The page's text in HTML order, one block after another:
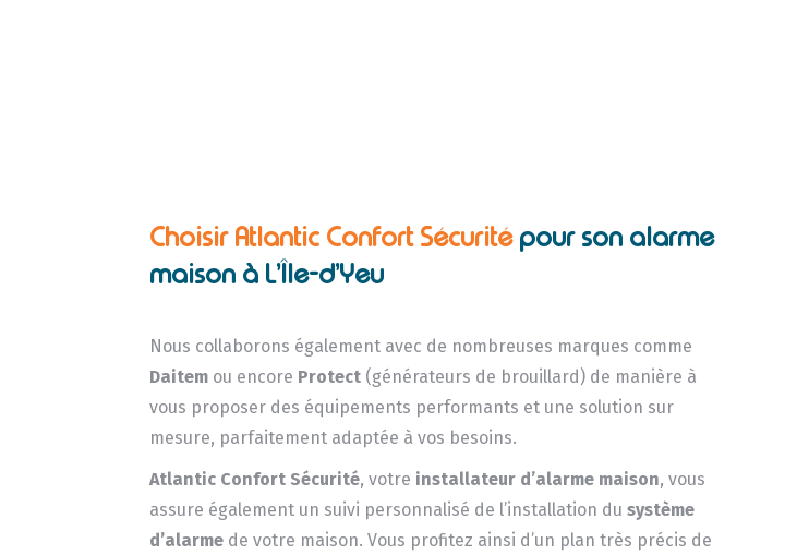
Choisir Atlantic Confort Sécurité pour son alarme
maison à L’Île-d’Yeu
Nous collaborons également avec de nombreuses marques comme
Daitem ou encore Protect (générateurs de brouillard) de manière à
vous proposer des équipements performants et une solution sur
mesure, parfaitement adaptée à vos besoins.
Atlantic Confort Sécurité, votre installateur d’alarme maison, vous
assure également un suivi personnalisé de l’installation dusystème
d’alarme de votre maison. Vous profitez ainsi d’un plan très précis de